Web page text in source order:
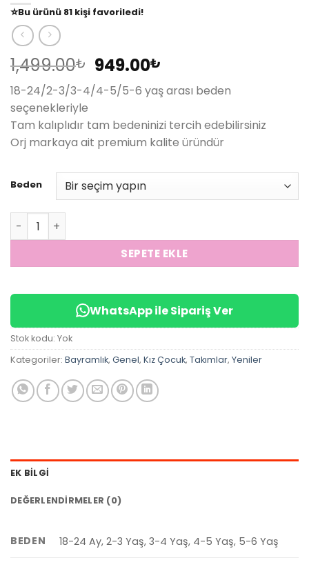
⭐️Bu ürünü 81 kişi favoriledi!
🛒39 kişisepetine ekledi!
✅ Bugün 14 adet
1,499.00₺ Orijinal
fiyat:
1,499.00₺.
949.00₺
andaki
fiyat:
18-24/2-3/3-4/4-5/5-6 yaş arası beden
seçenekleriyle
Tam kalıplıdır tam bedeninizi tercih edebilirsiniz
Orj markaya ait premium kalite üründür
Beden
Kız Çocuk Kalpli Kot Takım adet
SEPETE EKLE
WhatsApp ile Sipariş Ver
Stok kodu: Yok
Kategoriler: Bayramlık, Genel, Kız Çocuk, Takımlar, Yeniler
EK BILGI
DEĞERLENDIRMELER (0)
BEDEN 18-24 Ay, 2-3 Yaş, 3-4 Yaş, 4-5 Yaş, 5-6 Yaş